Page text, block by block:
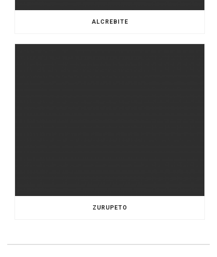
ALCREBITE
ZURUPETO